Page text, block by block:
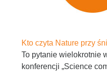
Kto czyta Nature przy
To pytanie wielokrotnie
konferencji „Science